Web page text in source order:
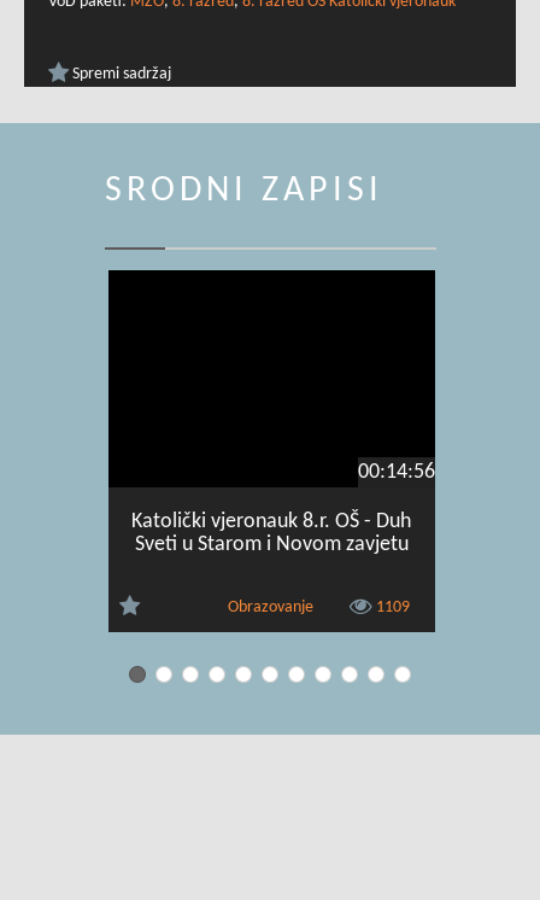
Spremi sadržaj
SRODNI ZAPISI
00:14:56
Katolički vjeronauk 8.r. OŠ - Duh
Sveti u Starom i Novom zavjetu
Obrazovanje 1109